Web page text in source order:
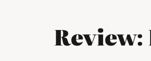
Review: